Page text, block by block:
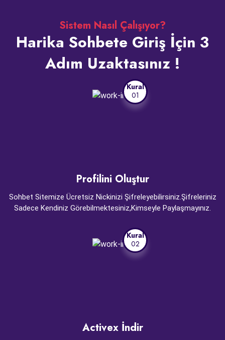
Sistem Nasıl Çalışıyor?
Harika Sohbete Giriş İçin 3
Adım Uzaktasınız !
Kural
01
Profilini Oluştur
Sohbet Sitemize Ücretsiz Nickinizi Şifreleyebilirsiniz.Şifreleriniz
Sadece Kendiniz Görebilmektesiniz,Kimseyle Paylaşmayınız.
Kural
02
Activex İndir